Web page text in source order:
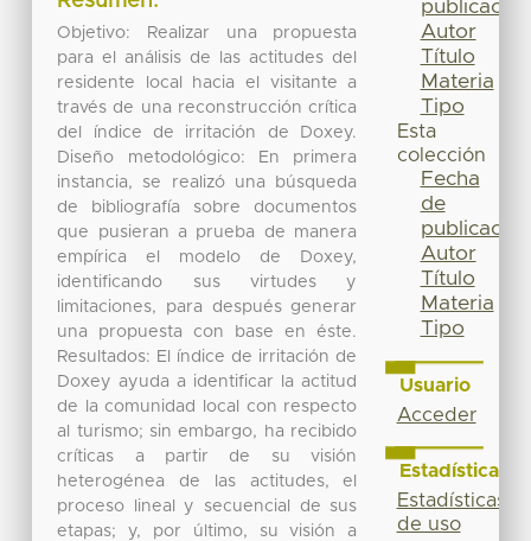
Objetivo: Realizar una propuesta
para el análisis de las actitudes del
residente local hacia el visitante a
través de una reconstrucción crítica
del índice de irritación de Doxey.
Diseño metodológico: En primera
instancia, se realizó una búsqueda
de bibliografía sobre documentos
que pusieran a prueba de manera
empírica el modelo de Doxey,
identificando sus virtudes y
limitaciones, para después generar
una propuesta con base en éste.
Resultados: El índice de irritación de
Doxey ayuda a identificar la actitud
de la comunidad local con respecto
al turismo; sin embargo, ha recibido
críticas a partir de su visión
heterogénea de las actitudes, el
proceso lineal y secuencial de sus
etapas; y, por último, su visión a
publicación
Autor
Título
Materia
Tipo
Esta
colección
Fecha
de
publicación
Autor
Título
Materia
Tipo
Usuario
Acceder
Estadísticas
Estadísticas
de uso